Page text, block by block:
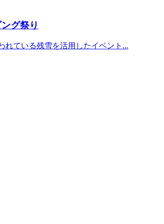
グ祭り
れている残雪を活用したイベント...